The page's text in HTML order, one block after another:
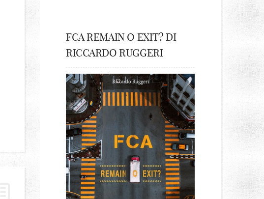
FCA REMAIN O EXIT? DI
RICCARDO RUGGERI